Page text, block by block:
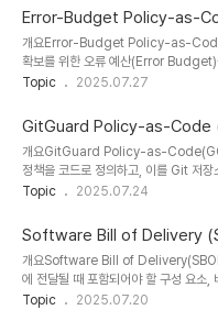
필요성: 복..
Pattern(PDP)**은 이러한 요구에 대응
스크를 최소화하면서 신속한 피드백을
의 일부만 새로운 버전에 전달하며 점
하는 방식으로, 카나리 배포, 블루-그
법이 이에 속한다.1. 개념 및 정의 항목
적으..
Error-Budget Policy-as-
개요Error-Budget Policy-as-
확보를 위한 오류 예산(Error Budget)
고, 자동화된 방식으로 서비스 배포 및
DevOps 파이프라인에 통합하여, 안정
로 관리할 수 있도록 지원합니다.1. 개념
오류 예산(Error Budget)을 기준으로
여 자동화하는 접근 방식GitOps,
적SLO 위반 방지를 위한 정책 실행 자
Topic 2025.07.27
GitGuard Policy-as-Code
개요GitGuard Policy-as-
정책을 코드로 정의하고, 이를 Git 저장
검증·배포하는 접근 방식입니다. 기존의
하게 하며, DevSecOps 및 클라우드
역할을 수행합니다.1. 개념 및 정의
보안 정책을 YAML, JSON, Rego 등
저장소에 보관함으로써 변경 이력 관리
배포를 구현하는 프레임워크입니다.목
Topic 2025.07.24
Software Bill of Delivery
개요Software Bill of
에 전달될 때 포함되어야 할 구성 요소,
인증 정보 등을 명세화한 문서 혹은
Topic 2025.07.20